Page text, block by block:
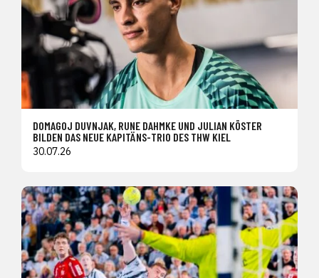
DOMAGOJ DUVNJAK, RUNE DAHMKE UND JULIAN KÖSTER
BILDEN DAS NEUE KAPITÄNS-TRIO DES THW KIEL
30.07.26